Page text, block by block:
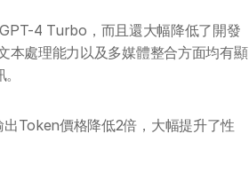
4 Turbo，而且還大幅降低了開發
處理能力以及多媒體整合方面均有顯
Token價格降低2倍，大幅提升了性